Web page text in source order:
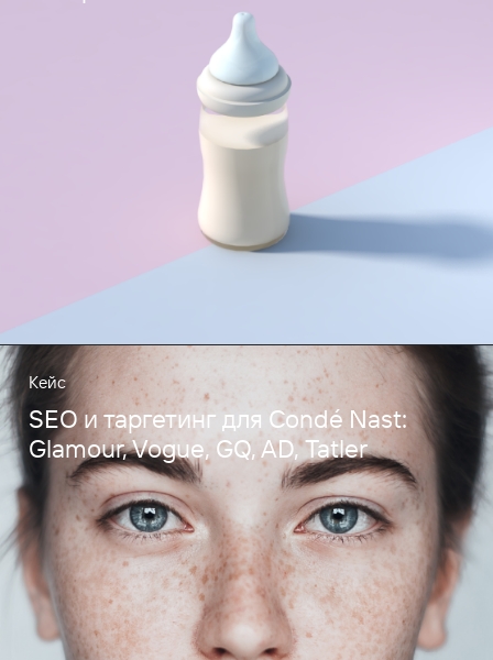
Кейс
SEO и таргетинг для Condé Nast:
Glamour, Vogue, GQ, AD, Tatler